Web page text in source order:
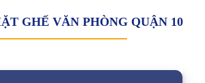
GHẾ VĂN PHÒNG QUẬN 10